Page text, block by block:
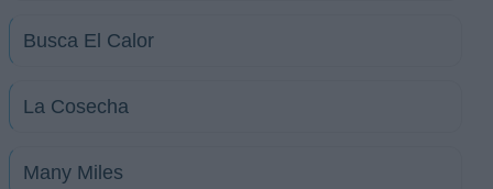
Busca El Calor
La Cosecha
Many Miles